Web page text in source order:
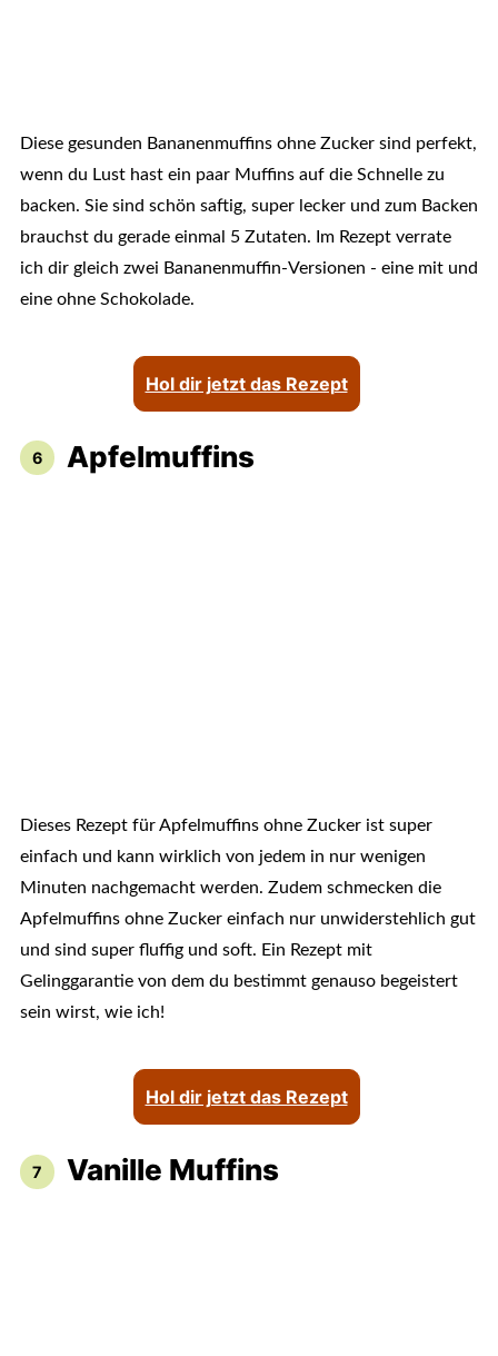
Diese gesunden Bananenmuffins ohne Zucker sind perfekt,
wenn du Lust hast ein paar Muffins auf die Schnelle zu
backen. Sie sind schön saftig, super lecker und zum Backen
brauchst du gerade einmal 5 Zutaten. Im Rezept verrate
ich dir gleich zwei Bananenmuffin-Versionen - eine mit und
eine ohne Schokolade.
Hol dir jetzt das Rezept
Apfelmuffins
Dieses Rezept für Apfelmuffins ohne Zucker ist super
einfach und kann wirklich von jedem in nur wenigen
Minuten nachgemacht werden. Zudem schmecken die
Apfelmuffins ohne Zucker einfach nur unwiderstehlich gut
und sind super fluffig und soft. Ein Rezept mit
Gelinggarantie von dem du bestimmt genauso begeistert
sein wirst, wie ich!
Hol dir jetzt das Rezept
Vanille Muffins